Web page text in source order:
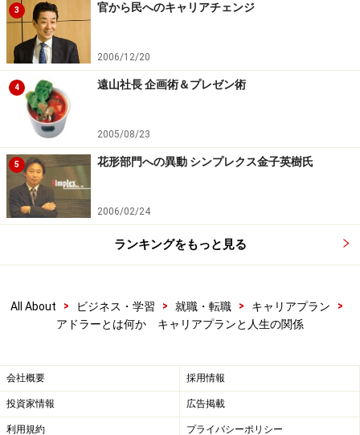
3 官から民へのキャリアチェンジ
2006/12/20
4 遠山社長 企画術＆プレゼン術
2005/08/23
5 花形部門への異動 シンプレクス金子英樹氏
2006/02/24
ランキングをもっと見る
All About > ビジネス・学習 > 就職・転職 > キャリアプラン
>
アドラーとは何か キャリアプランと人生の関係
会社概要 採用情報
投資家情報 広告掲載
利用規約 プライバシーポリシー